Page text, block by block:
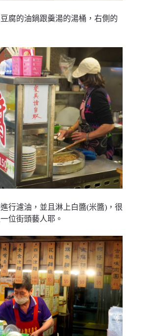
腐的油鍋跟羹湯的湯桶，右側的
行濾油，並且淋上白醬(米醬)，很
位街頭藝人耶。